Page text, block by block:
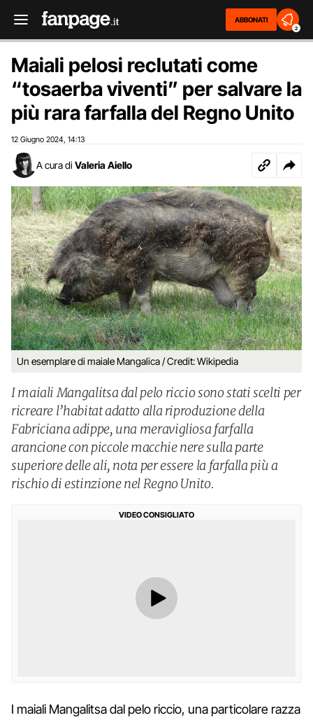
ABBONATI
2
Maiali pelosi reclutati come
“tosaerba viventi” per salvare la
più rara farfalla del Regno Unito
12 Giugno 2024 14:13
A cura di Valeria Aiello
Un esemplare di maiale Mangalica / Credit: Wikipedia
I maiali Mangalitsa dal pelo riccio sono stati scelti per
ricreare l’habitat adatto alla riproduzione della
Fabriciana adippe, una meravigliosa farfalla
arancione con piccole macchie nere sulla parte
superiore delle ali, nota per essere la farfalla più a
rischio di estinzione nel Regno Unito.
VIDEO CONSIGLIATO
I maiali Mangalitsa dal pelo riccio, una particolare razza